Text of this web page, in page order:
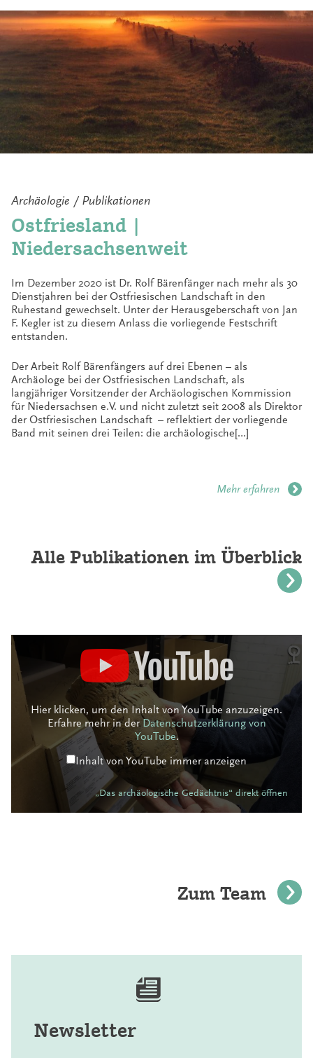
Archäologie / Publikationen
Ostfriesland |
Niedersachsenweit
Im Dezember 2020 ist Dr. Rolf Bärenfänger nach mehr als 30
Dienstjahren bei der Ostfriesischen Landschaft in den
Ruhestand gewechselt. Unter der Herausgeberschaft von Jan
F. Kegler ist zu diesem Anlass die vorliegende Festschrift
entstanden.
Der Arbeit Rolf Bärenfängers auf drei Ebenen – als
Archäologe bei der Ostfriesischen Landschaft, als
langjähriger Vorsitzender der Archäologischen Kommission
für Niedersachsen e.V. und nicht zuletzt seit 2008 als Direktor
der Ostfriesischen Landschaft – reflektiert der vorliegende
Band mit seinen drei Teilen: die archäologische[…]
Mehr erfahren
Alle Publikationen im Überblick
„Das
archäologische
Gedächtnis“
von
YouTube
anzeigen
Hier klicken, um den Inhalt von YouTube anzuzeigen.
Erfahre mehr in der Datenschutzerklärung von
YouTube.
Inhalt von YouTube immer anzeigen
„Das archäologische Gedächtnis“ direkt öffnen
Zum Team
Newsletter